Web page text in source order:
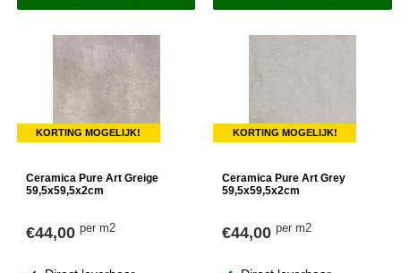
KORTING MOGELIJK!
Ceramica Pure Art Greige
59,5x59,5x2cm
€44,00 per m2
KORTING MOGELIJK!
Ceramica Pure Art Grey
59,5x59,5x2cm
€44,00per m2